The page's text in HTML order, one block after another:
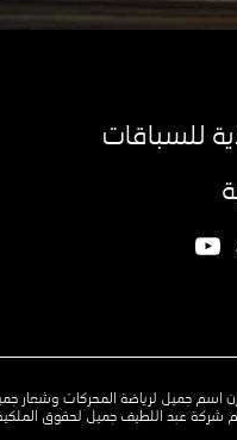
للسباقات
إن اسم جميل لرياضة المحركات وشعار
عبد اللطيف جميل لحقوق